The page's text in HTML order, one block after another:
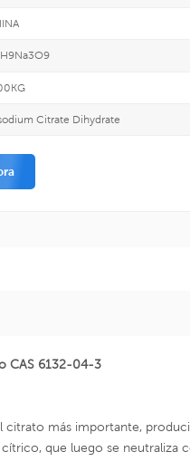
Citrate Dihydrate
CAS 6132-04-3
citrato más importante,
que luego se neutraliza